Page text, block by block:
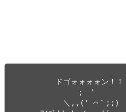
ドゴォォォォン！！
;　'　　　　
＼,,(' ⌒｀;;)